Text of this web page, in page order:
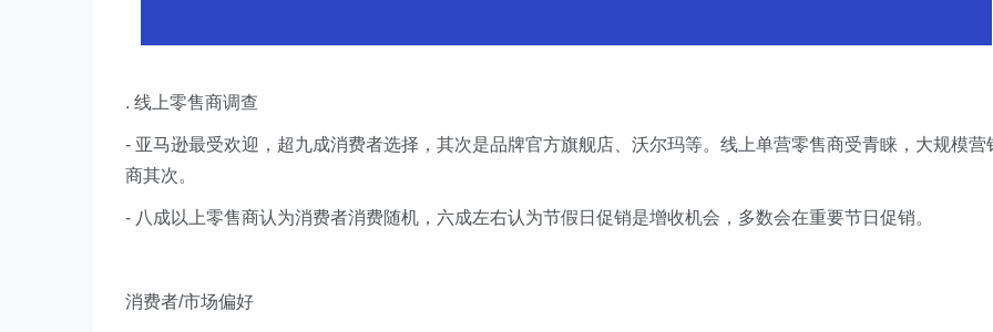
. 线上零售商调查
- 亚马逊最受欢迎，超九成消费者选择，其次是品牌官方旗舰店、沃尔玛等。线上单营零售商受青睐，大规模营
商其次。
- 八成以上零售商认为消费者消费随机，六成左右认为节假日促销是增收机会，多数会在重要节日促销。
消费者/市场偏好